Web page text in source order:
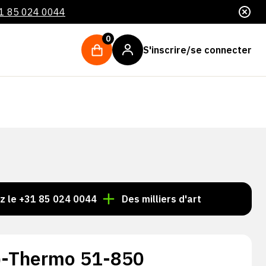
85 024 0044
0
S'inscrire/se connecter
024 0044 Des milliers d'articles toujours en
Thermo 51-850